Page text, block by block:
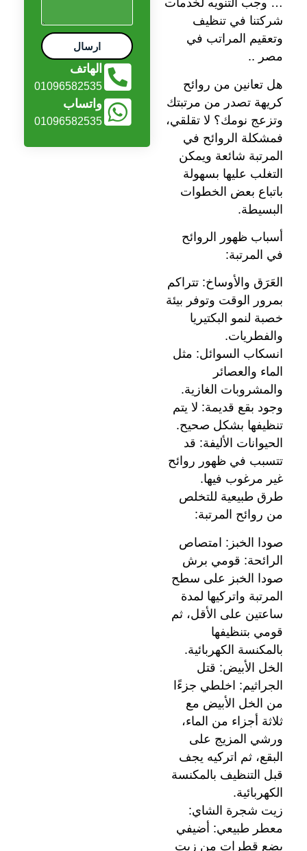
… وجب التنويه لخدمات
شركتنا في تنظيف
وتعقيم المراتب في
مصر ..
هل تعانين من روائح
كريهة تصدر من مرتبتك
وتزعج نومك؟ لا تقلقي،
فمشكلة الروائح في
المرتبة شائعة ويمكن
التغلب عليها بسهولة
باتباع بعض الخطوات
البسيطة.
أسباب ظهور الروائح
في المرتبة:
العَرَق والأوساخ: تتراكم
بمرور الوقت وتوفر بيئة
خصبة لنمو البكتيريا
والفطريات.
انسكاب السوائل: مثل
الماء والعصائر
والمشروبات الغازية.
وجود بقع قديمة: لا يتم
تنظيفها بشكل صحيح.
الحيوانات الأليفة: قد
تتسبب في ظهور روائح
غير مرغوب فيها.
طرق طبيعية للتخلص
من روائح المرتبة:
صودا الخبز: امتصاص
الرائحة: قومي برش
صودا الخبز على سطح
المرتبة واتركيها لمدة
ساعتين على الأقل، ثم
قومي بتنظيفها
بالمكنسة الكهربائية.
الخل الأبيض: قتل
الجراثيم: اخلطي جزءًا
من الخل الأبيض مع
ثلاثة أجزاء من الماء،
ورشي المزيج على
البقع، ثم اتركيه يجف
قبل التنظيف بالمكنسة
الكهربائية.
زيت شجرة الشاي:
معطر طبيعي: أضيفي
بضع قطرات من زيت
ارسال
الهاتف
01096582535
واتساب
01096582535